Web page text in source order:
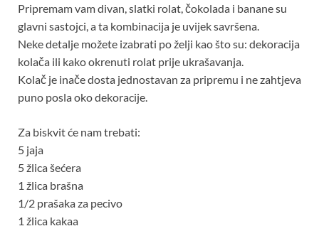
Pripremam vam divan, slatki rolat, čokolada i banane su
glavni sastojci, a ta kombinacija je uvijek savršena.
Neke detalje možete izabrati po želji kao što su: dekoracija
kolača ili kako okrenuti rolat prije ukrašavanja.
Kolač je inače dosta jednostavan za pripremu i ne zahtjeva
puno posla oko dekoracije.
Za biskvit će nam trebati:
5 jaja
5 žlica šećera
1 žlica brašna
1/2 prašaka za pecivo
1 žlica kakaa